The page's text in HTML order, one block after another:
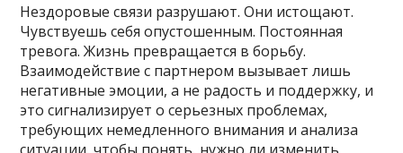
Нездоровые связи разрушают. Они истощают.
Чувствуешь себя опустошенным. Постоянная
тревога. Жизнь превращается в борьбу.
Взаимодействие с партнером вызывает лишь
негативные эмоции, а не радость и поддержку, и
это сигнализирует о серьезных проблемах,
требующих немедленного внимания и анализа